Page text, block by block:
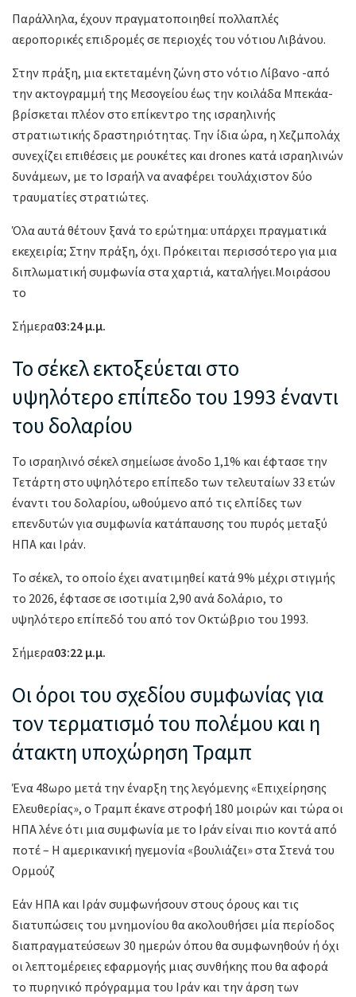
Παράλληλα, έχουν πραγματοποιηθεί πολλαπλές
αεροπορικές επιδρομές σε περιοχές του νότιου Λιβάνου.
Στην πράξη, μια εκτεταμένη ζώνη στο νότιο Λίβανο -από
την ακτογραμμή της Μεσογείου έως την κοιλάδα Μπεκάα-
βρίσκεται πλέον στο επίκεντρο της ισραηλινής
στρατιωτικής δραστηριότητας. Την ίδια ώρα, η Χεζμπολάχ
συνεχίζει επιθέσεις με ρουκέτες και drones κατά ισραηλινών
δυνάμεων, με το Ισραήλ να αναφέρει τουλάχιστον δύο
τραυματίες στρατιώτες.
Όλα αυτά θέτουν ξανά το ερώτημα: υπάρχει πραγματικά
εκεχειρία; Στην πράξη, όχι. Πρόκειται περισσότερο για μια
διπλωματική συμφωνία στα χαρτιά, καταλήγει.Μοιράσου
το
Σήμερα03:24 μ.μ.
Το σέκελ εκτοξεύεται στο
υψηλότερο επίπεδο του 1993 έναντι
του δολαρίου
Το ισραηλινό σέκελ σημείωσε άνοδο 1,1% και έφτασε την
Τετάρτη στο υψηλότερο επίπεδο των τελευταίων 33 ετών
έναντι του δολαρίου, ωθούμενο από τις ελπίδες των
επενδυτών για συμφωνία κατάπαυσης του πυρός μεταξύ
ΗΠΑ και Ιράν.
Το σέκελ, το οποίο έχει ανατιμηθεί κατά 9% μέχρι στιγμής
το 2026, έφτασε σε ισοτιμία 2,90 ανά δολάριο, το
υψηλότερο επίπεδό του από τον Οκτώβριο του 1993.
Σήμερα03:22 μ.μ.
Οι όροι του σχεδίου συμφωνίας για
τον τερματισμό του πολέμου και η
άτακτη υποχώρηση Τραμπ
Ένα 48ωρο μετά την έναρξη της λεγόμενης «Επιχείρησης
Ελευθερίας», ο Τραμπ έκανε στροφή 180 μοιρών και τώρα οι
ΗΠΑ λένε ότι μια συμφωνία με το Ιράν είναι πιο κοντά από
ποτέ – Η αμερικανική ηγεμονία «βουλιάζει» στα Στενά του
Ορμούζ
Εάν ΗΠΑ και Ιράν συμφωνήσουν στους όρους και τις
διατυπώσεις του μνημονίου θα ακολουθήσει μία περίοδος
διαπραγματεύσεων 30 ημερών όπου θα συμφωνηθούν ή όχι
οι λεπτομέρειες εφαρμογής μιας συνθήκης που θα αφορά
το πυρηνικό πρόγραμμα του Ιράν και την άρση των